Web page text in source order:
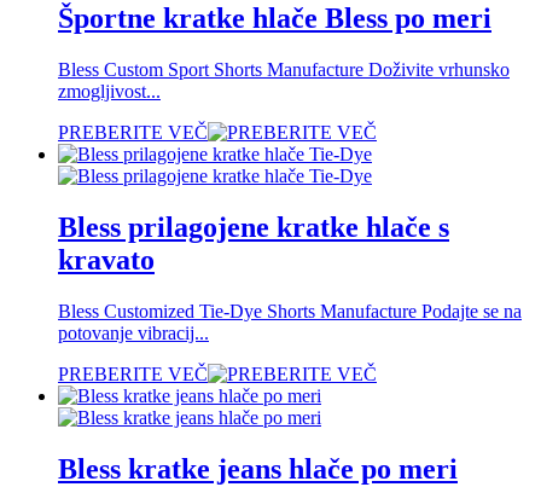
Športne kratke hlače Bless po meri
Bless Custom Sport Shorts Manufacture Doživite vrhunsko
zmogljivost...
PREBERITE VEČ
Bless prilagojene kratke hlače s
kravato
Bless Customized Tie-Dye Shorts Manufacture Podajte se na
potovanje vibracij...
PREBERITE VEČ
Bless kratke jeans hlače po meri